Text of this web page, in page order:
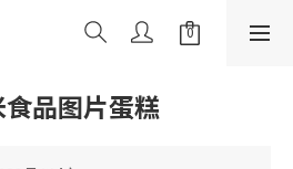
品图片蛋糕